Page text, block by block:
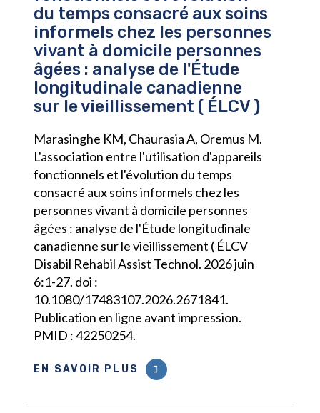
du temps consacré aux soins
informels chez les personnes
vivant à domicile personnes
âgées : analyse de l'Étude
longitudinale canadienne
sur le vieillissement ( ÉLCV )
Marasinghe KM, Chaurasia A, Oremus M.
L'association entre l'utilisation d'appareils
fonctionnels et l'évolution du temps
consacré aux soins informels chez les
personnes vivant à domicile personnes
âgées : analyse de l'Étude longitudinale
canadienne sur le vieillissement ( ÉLCV
Disabil Rehabil Assist Technol. 2026 juin
6:1-27. doi :
10.1080/17483107.2026.2671841.
Publication en ligne avant impression.
PMID : 42250254.
EN SAVOIR PLUS